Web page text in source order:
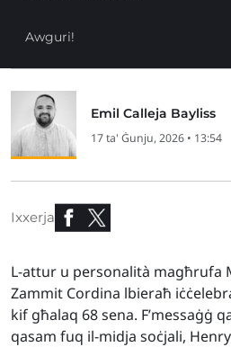
Awguri!
Emil Calleja Bayliss
17 ta' Ġunju, 2026 • 13:54
Ixxerja
L-attur u personalità magħrufa
Zammit Cordina lbieraħ
kif għalaq 68 sena. F’messaġġ
qasam fuq il-midja soċjali,